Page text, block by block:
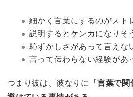
細かく言葉にするのがスト
説明するとケンカになりそ
恥ずかしさがあって言えな
言って伝わらない経験があ
つまり彼は、彼なりに
「言葉で